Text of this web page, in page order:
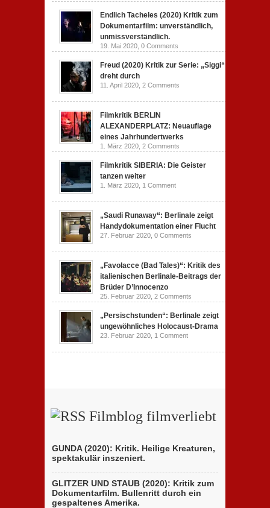
Endlich Tacheles (2020) Kritik zum
Dokumentarfilm: unverständlich,
unmissverständlich.
19. Mai 2020, 0 Comments
Freud (2020) Kritik zur Serie: „Siggi“
dreht durch
11. April 2020, 2 Comments
Filmkritik BERLIN
ALEXANDERPLATZ: Neuauflage
eines Jahrhundertwerks
1. März 2020, 2 Comments
Filmkritik SIBERIA: Die Geister
tanzen weiter
1. März 2020, 1 Comment
„Saudi Runaway“: Berlinale zeigt
Handydokumentation einer Flucht
27. Februar 2020, 0 Comments
„Favolacce (Bad Tales)“: Kritik des
italienischen Berlinale-Beitrags der
Brüder D’Innocenzo
25. Februar 2020, 2 Comments
„Persischstunden“: Berlinale zeigt
ungewöhnliches Holocaust-Drama
23. Februar 2020, 1 Comment
Filmblog filmverliebt
GUNDA (2020): Kritik. Heilige Kreaturen,
spektakulär inszeniert.
GLITZER UND STAUB (2020): Kritik zum
Dokumentarfilm. Bullenritt durch ein
gespaltenes Amerika.